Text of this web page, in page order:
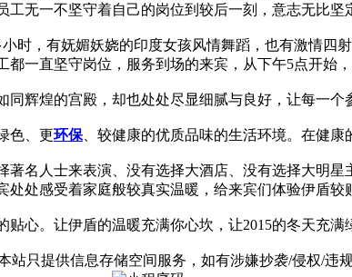
无一不坚守着自己的岗位到较后一刻，意志无比坚
时，有妩媚妖娆的印度女孩风情舞蹈，也有激情四
一直坚守岗位，服务到场的来宾，从下午5点开始
辉煌的宫殿，却也处处尽显细腻与良好，让每一个
色、更环保 、较健康的优质品味的生活环境。在健
名人士来表演、没有选择大酒店、没有选择大明
处感受着家庭般较真实温暖，给来宾们体验伊盾较
心。让伊盾的温暖充满你心坎，让2015的冬天充满
站只提供信息存储空间服务，如有涉嫌抄袭/侵权/违